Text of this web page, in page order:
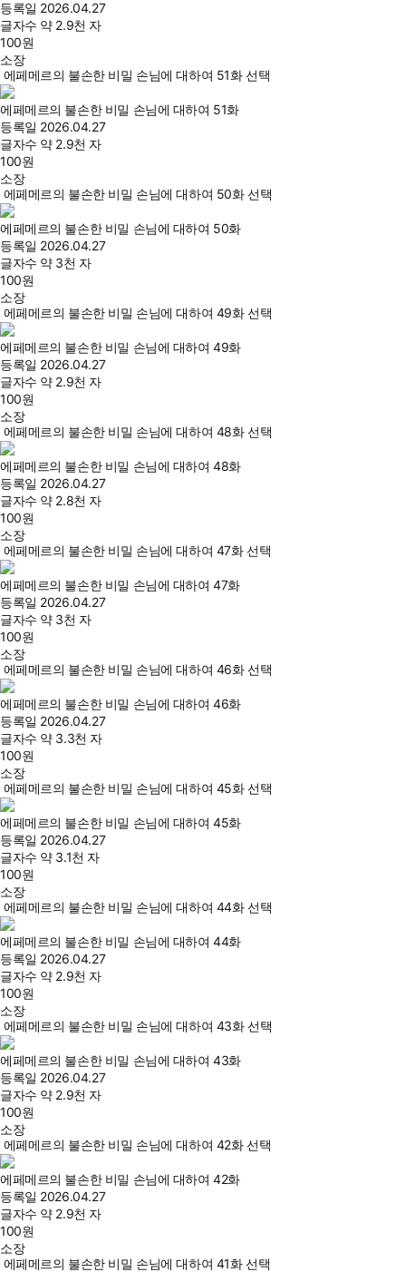
등록일 2026.04.27
글자수 약 2.9천 자
100원
소장
에페메르의 불손한 비밀 손님에 대하여 51화 선택
에페메르의 불손한 비밀 손님에 대하여 51화
등록일 2026.04.27
글자수 약 2.9천 자
100원
소장
에페메르의 불손한 비밀 손님에 대하여 50화 선택
에페메르의 불손한 비밀 손님에 대하여 50화
등록일 2026.04.27
글자수 약 3천 자
100원
소장
에페메르의 불손한 비밀 손님에 대하여 49화 선택
에페메르의 불손한 비밀 손님에 대하여 49화
등록일 2026.04.27
글자수 약 2.9천 자
100원
소장
에페메르의 불손한 비밀 손님에 대하여 48화 선택
에페메르의 불손한 비밀 손님에 대하여 48화
등록일 2026.04.27
글자수 약 2.8천 자
100원
소장
에페메르의 불손한 비밀 손님에 대하여 47화 선택
에페메르의 불손한 비밀 손님에 대하여 47화
등록일 2026.04.27
글자수 약 3천 자
100원
소장
에페메르의 불손한 비밀 손님에 대하여 46화 선택
에페메르의 불손한 비밀 손님에 대하여 46화
등록일 2026.04.27
글자수 약 3.3천 자
100원
소장
에페메르의 불손한 비밀 손님에 대하여 45화 선택
에페메르의 불손한 비밀 손님에 대하여 45화
등록일 2026.04.27
글자수 약 3.1천 자
100원
소장
에페메르의 불손한 비밀 손님에 대하여 44화 선택
에페메르의 불손한 비밀 손님에 대하여 44화
등록일 2026.04.27
글자수 약 2.9천 자
100원
소장
에페메르의 불손한 비밀 손님에 대하여 43화 선택
에페메르의 불손한 비밀 손님에 대하여 43화
등록일 2026.04.27
글자수 약 2.9천 자
100원
소장
에페메르의 불손한 비밀 손님에 대하여 42화 선택
에페메르의 불손한 비밀 손님에 대하여 42화
등록일 2026.04.27
글자수 약 2.9천 자
100원
소장
에페메르의 불손한 비밀 손님에 대하여 41화 선택